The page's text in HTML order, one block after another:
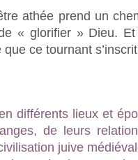
athée prend un
« glorifier » Dieu.
que ce tournant
différents lieux et
de leurs
juive